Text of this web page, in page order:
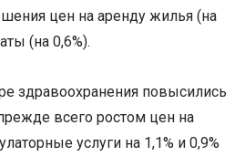
цен на аренду жилья (на
(на 0,6%).
здравоохранения повысились
всего ростом цен на
услуги на 1,1% и 0,9%